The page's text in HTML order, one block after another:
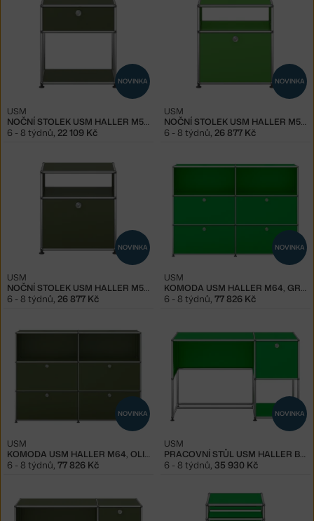
NOVINKA
NOČNÍ STOLEK USM HALLER M54, OLIVE GREEN
USM
6 - 8 týdnů, 22 109 Kč
NOVINKA
NOČNÍ STOLEK USM HALLER M55, GREEN
USM
6 - 8 týdnů, 26 877 Kč
NOVINKA
NOČNÍ STOLEK USM HALLER M55, OLIVE GREEN
USM
6 - 8 týdnů, 26 877 Kč
NOVINKA
KOMODA USM HALLER M64, GREEN
USM
6 - 8 týdnů, 77 826 Kč
NOVINKA
KOMODA USM HALLER M64, OLIVE GREEN
USM
6 - 8 týdnů 77 826 Kč
NOVINKA
PRACOVNÍ STŮL USM HALLER B21, GREEN
USM
6 - 8 týdnů 35 930 Kč